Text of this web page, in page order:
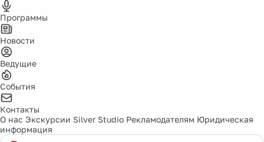
Программы
Новости
Ведущие
События
Контакты
О нас Экскурсии Silver Studio Рекламодателям Юридическая
информация